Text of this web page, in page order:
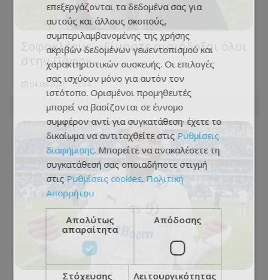
Σοφοκλέους: «Είμαστε αισιόδοξοι όλοι
στην Πάφο»
04.08.2026 - 17:24
επεξεργάζονται τα δεδομένα σας για
αυτούς και άλλους σκοπούς,
συμπεριλαμβανομένης της χρήσης
ακριβών δεδομένων γεωεντοπισμού και
χαρακτηριστικών συσκευής. Οι επιλογές
σας ισχύουν μόνο για αυτόν τον
ιστότοπο. Ορισμένοι προμηθευτές
μπορεί να βασίζονται σε έννομο
συμφέρον αντί για συγκατάθεση· έχετε το
δικαίωμα να αντιταχθείτε στις Ρυθμίσεις
διαφήμισης. Μπορείτε να ανακαλέσετε τη
συγκατάθεσή σας οποιαδήποτε στιγμή
στις Ρυθμίσεις cookies. Πολιτική
Απορρήτου
Απολύτως
απαραίτητα
Απόδοσης
Στόχευσης Λειτουργικότητας